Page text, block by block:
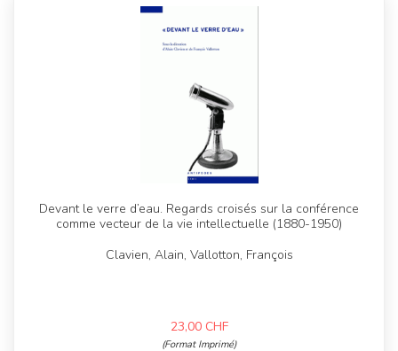
Devant le verre d’eau. Regards croisés sur la conférence
comme vecteur de la vie intellectuelle (1880-1950)
Clavien, Alain, Vallotton, François
23,00 CHF
(Format Imprimé)